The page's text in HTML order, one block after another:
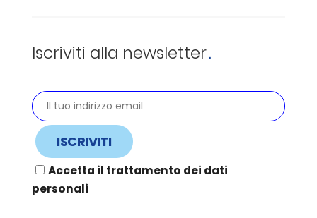
Iscriviti alla newsletter
Accetta il trattamento dei dati
personali